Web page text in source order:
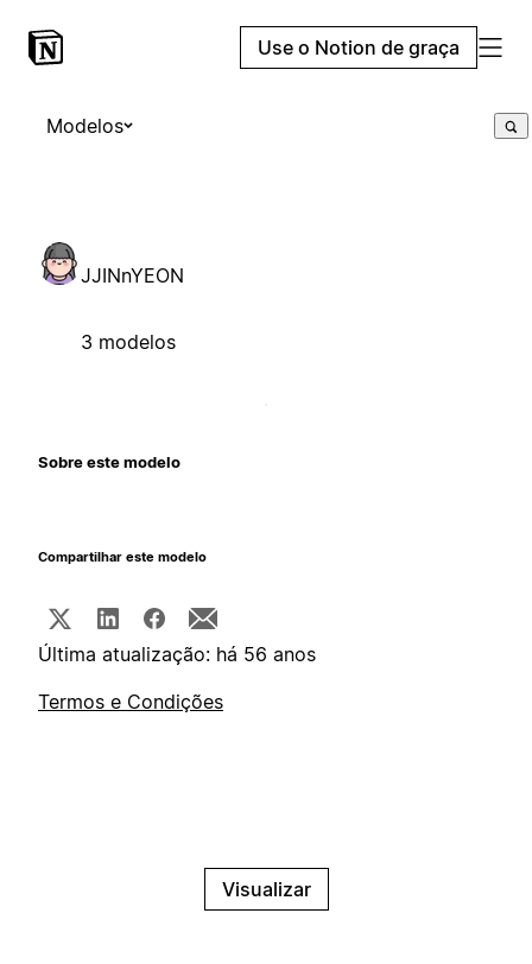
Use o Notion de graça
Modelos
JJINnYEON
3 modelos
Sobre este modelo
Compartilhar este modelo
Última atualização: há 56 anos
Termos e Condições
Visualizar